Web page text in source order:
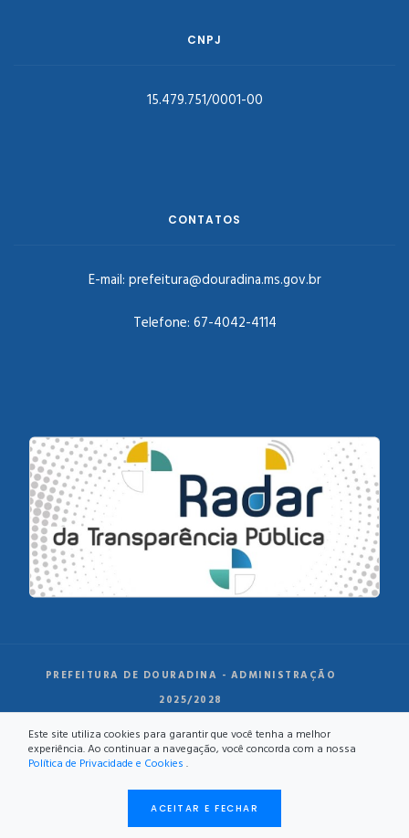
CNPJ
15.479.751/0001-00
CONTATOS
E-mail: prefeitura@douradina.ms.gov.br
Telefone: 67-4042-4114
PREFEITURA DE DOURADINA - ADMINISTRAÇÃO
2025/2028
Este site utiliza cookies para garantir que você tenha a melhor
experiência. Ao continuar a navegação, você concorda com a nossa
Política de Privacidade e Cookies .
ACEITAR E FECHAR